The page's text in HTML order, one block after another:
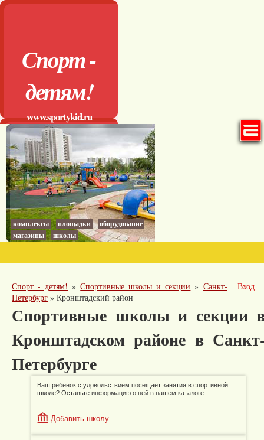
Спорт -
детям!
www.sportykid.ru
комплексы площадки
оборудование
магазины
школы
Спорт - детям! »Спортивные школы и секции » Санкт-
Петербург » Кронштадский район
Вход
Спортивные школы и секции
Кронштадском районе в
Петербурге
Ваш ребенок с удовольствием посещает занятия в спортивной
школе? Оставьте информацию о ней в нашем каталоге.
Добавить школу